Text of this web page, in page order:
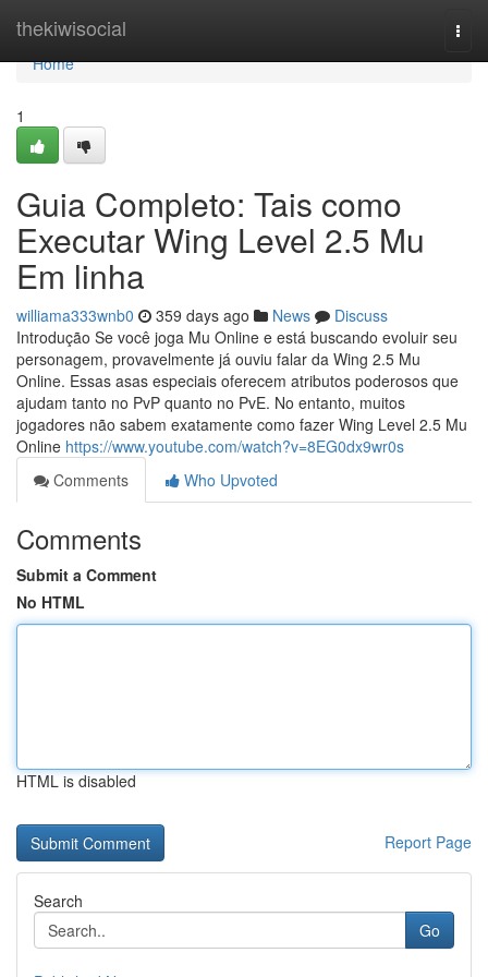
thekiwisocial
Home
Home
1
Guia Completo: Tais como
Executar Wing Level 2.5 Mu
Em linha
williama333wnb0 359 days ago News
Discuss
Introdução Se você joga Mu Online e está buscando evoluir seu
personagem, provavelmente já ouviu falar da Wing 2.5 Mu
Online. Essas asas especiais oferecem atributos poderosos que
ajudam tanto no PvP quanto no PvE. No entanto, muitos
jogadores não sabem exatamente como fazer Wing Level 2.5 Mu
Online https://www.youtube.com/watch?v=8EG0dx9wr0s
Comments
Who Upvoted
Comments
Submit a Comment
No HTML
HTML is disabled
Report Page
Search
Go